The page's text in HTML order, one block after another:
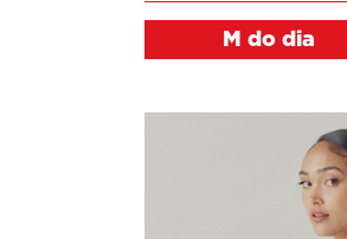
M do dia